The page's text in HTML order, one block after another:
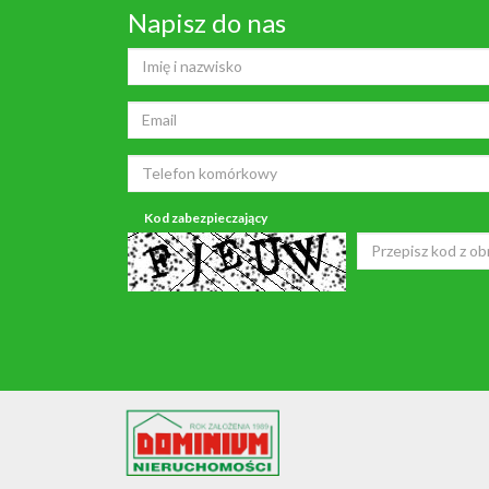
Napisz do nas
Kod zabezpieczający